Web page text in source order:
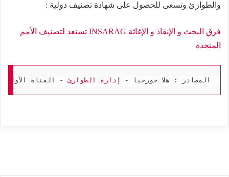
والطوارئ وتسعى للحصول على شهادة تصنيف دولية :
فرق البحث و الإنقاذ و الإغاثة INSARAG تستعد لتصنيف الأمم
المتحدة
المصادر : هلا جورجيا - إدارة الطوارئ - القناة الأولى 1tv.ge